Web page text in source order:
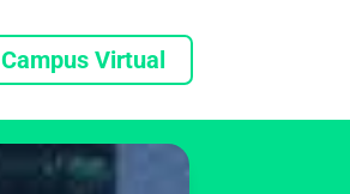
Campus Virtual